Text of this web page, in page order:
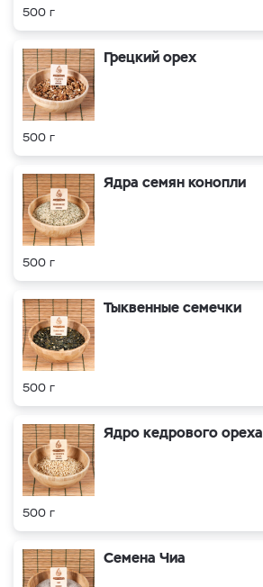
500 г
Грецкий орех
500 г
Ядра семян конопли
500 г
Тыквенные семечки
500 г
Ядро кедрового ореха
500 г
Семена Чиа